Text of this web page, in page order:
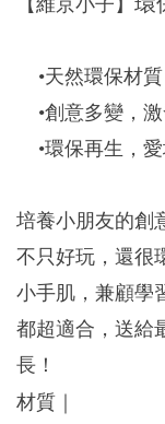
【維京小子】
•天然環保材質
•創意多變，激
•環保再生，愛
培養小朋友的創
不只好玩，還很
小手肌，兼顧學
都超適合，送給
長！
材質｜